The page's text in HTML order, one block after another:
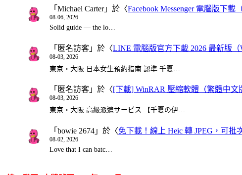
「 Michael Carter」於〈Facebook Messenger 電腦版下載
08-06, 2026
Solid guide — the lo…
「 匿名訪客 」於〈LINE 電腦版官方下載 2026 最新版（
08-03, 2026
東京・大阪 日本女生預約指南 認準 千夏…
「 匿名訪客 」於〈[下載] WinRAR 壓縮軟體（繁體中文
08-03, 2026
東京・大阪 高級派遣サービス 【千夏の伊…
「 bowie 2674 」於〈免下載！線上 Heic 轉 JPEG，可批
08-02, 2026
Love that I can batc…